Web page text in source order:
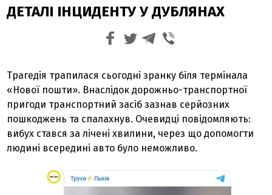
ДЕТАЛІ ІНЦИДЕНТУ У ДУБЛЯНАХ
Трагедія трапилася сьогодні зранку біля термінала
«Нової пошти». Внаслідок дорожньо-транспортної
пригоди транспортний засіб зазнав серйозних
пошкоджень та спалахнув. Очевидці повідомляють:
вибух стався за лічені хвилини, через що допомогти
людині всередині авто було неможливо.